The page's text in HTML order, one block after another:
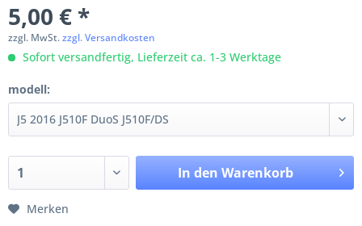
5,00 € *
zzgl. MwSt.zzgl. Versandkosten
Sofort versandfertig, Lieferzeit ca. 1-3 Werktage
modell:
In den Warenkorb
Merken